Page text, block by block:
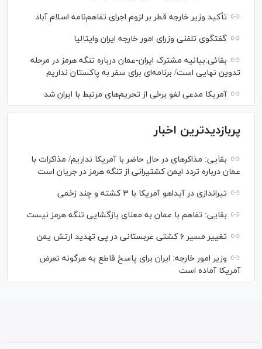
تأکید وزیر خارجه قطر بر لزوم اجرای تفاهم‌نامه اسلام آباد
گفتگوی تلفنی وزرای امور خارجه ایران وایتالیا
بقائی:بیانیه مشترک ایران-عمان درباره تنگه هرمز در مرحله
تدوین نهایی است/ برنامه‌ای برای سفر به پاکستان نداریم
آمریکا مدعی لغو برخی از تحریم‌های مرتبط با ایران شد
پربازدیدترین اخبار
بقایی: مذاکره‎ای در حال حاضر با آمریکا نداریم/ مذاکرات با
عمان درباره تردد ایمن کشتیرانی از تنگه هرمز در جریان است
تیراندازی در آیداهو آمریکا با ۳ کشته و چند زخمی
بقایی: تفاهم با عمان به معنای بازگشایی تنگه هرمز نیست
تغییر مسیر ۶ کشتی عربستانی در پی تهدید ارتش یمن
وزیر امور خارجه: ایران برای پاسخ قاطع به هرگونه تعرض
آمریکا آماده است